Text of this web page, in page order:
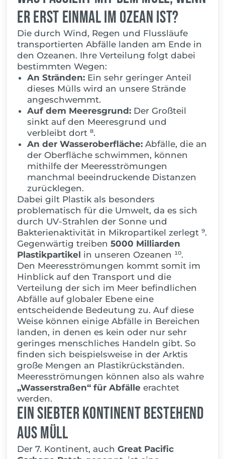
er erst einmal im Ozean ist?
Die durch Wind, Regen und Flussläufe
transportierten Abfälle landen am Ende in
den Ozeanen. Ihre Verteilung folgt dabei
bestimmten Wegen:
An Stränden: Ein sehr geringer Anteil
dieses Mülls wird an unsere Strände
angeschwemmt.
Auf dem Meeresgrund: Der Großteil
sinkt auf den Meeresgrund und
verbleibt dort ⁸.
An der Wasseroberfläche: Abfälle, die an
der Oberfläche schwimmen, können
mithilfe der Meeresströmungen
manchmal beeindruckende Distanzen
zurücklegen.
Dabei gilt Plastik als besonders
problematisch für die Umwelt, da es sich
durch UV-Strahlen der Sonne und
Bakterienaktivität in Mikropartikel zerlegt ⁹.
Gegenwärtig treiben5000 Milliarden
Plastikpartikel in unseren Ozeanen ¹⁰.
Den Meeresströmungen kommt somit im
Hinblick auf den Transport und die
Verteilung der sich im Meer befindlichen
Abfälle auf globaler Ebene eine
entscheidende Bedeutung zu. Auf diese
Weise können einige Abfälle in Bereichen
landen, in denen es kein oder nur sehr
geringes menschliches Handeln gibt. So
finden sich beispielsweise in der Arktis
große Mengen an Plastikrückständen.
Meeresströmungen können also als wahre
„Wasserstraßen“ für Abfälle erachtet
werden.
Ein siebter Kontinent bestehend
aus Müll
Der 7. Kontinent, auchGreat Pacific